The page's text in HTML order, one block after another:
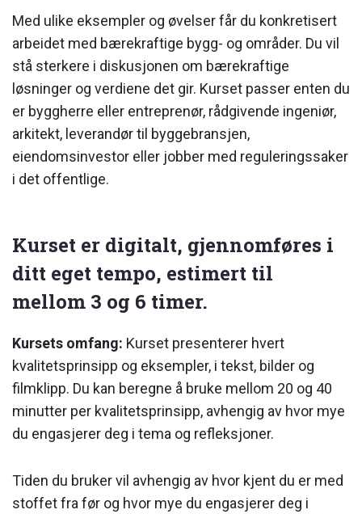
Med ulike eksempler og øvelser får du konkretisert
arbeidet med bærekraftige bygg- og områder. Du vil
stå sterkere i diskusjonen om bærekraftige
løsninger og verdiene det gir. Kurset passer enten du
er byggherre eller entreprenør, rådgivende ingeniør,
arkitekt, leverandør til byggebransjen,
eiendomsinvestor eller jobber med reguleringssaker
i det offentlige.
Kurset er digitalt, gjennomføres i
ditt eget tempo, estimert til
mellom 3 og 6 timer.
Kursets omfang: Kurset presenterer hvert
kvalitetsprinsipp og eksempler, i tekst, bilder og
filmklipp. Du kan beregne å bruke mellom 20 og 40
minutter per kvalitetsprinsipp, avhengig av hvor mye
du engasjerer deg i tema og refleksjoner.
Tiden du bruker vil avhengig av hvor kjent du er med
stoffet fra før og hvor mye du engasjerer deg i